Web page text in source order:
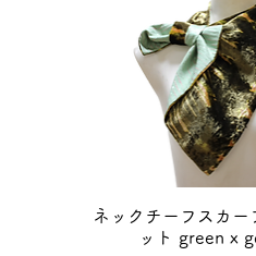
ネックチーフスカー
ット green x